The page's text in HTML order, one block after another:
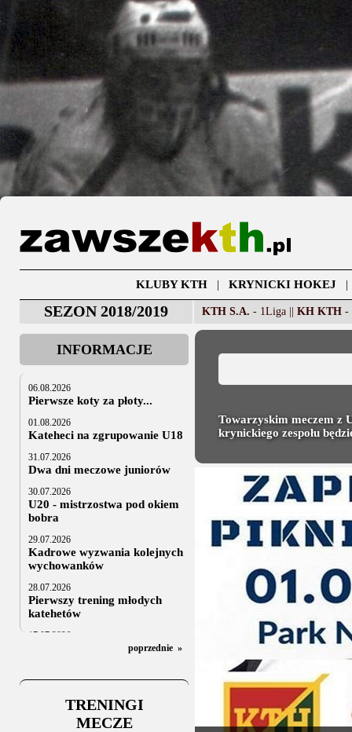
KLUBY KTH| KRYNICKI HOKEJ
SEZON 2018/2019 KTH S.A. - 1Liga || KH KTH -
INFORMACJE
06.08.2026
Pierwsze koty za płoty...
01.08.2026
Kateheci na zgrupowanie U18
31.07.2026
Dwa dni meczowe juniorów
30.07.2026
U20 - mistrzostwa pod okiem
bobra
29.07.2026
Kadrowe wyzwania kolejnych
wychowanków
28.07.2026
Pierwszy trening młodych
katehetów
17.07.2026
U20: z kraju i z zagranicy
Za trzy tygodnie na lód
06.07.2025
Stowarzyszenie po Walnym
poprzednie »
TRENINGI
MECZE
Towarzyskim meczem z
krynickiego zespołu